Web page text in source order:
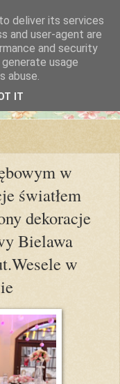
w
światłem
dekoracje
Bielawa
w
deliver its services
and user-agent are
and security
usage
abuse.
IT